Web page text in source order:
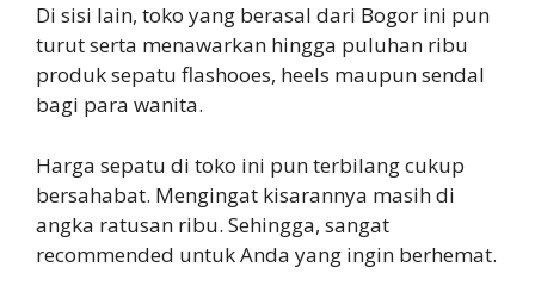
Di sisi lain, toko yang berasal dari Bogor ini pun
turut serta menawarkan hingga puluhan ribu
produk sepatu flashooes, heels maupun sendal
bagi para wanita.
Harga sepatu di toko ini pun terbilang cukup
bersahabat. Mengingat kisarannya masih di
angka ratusan ribu. Sehingga, sangat
recommended untuk Anda yang ingin berhemat.